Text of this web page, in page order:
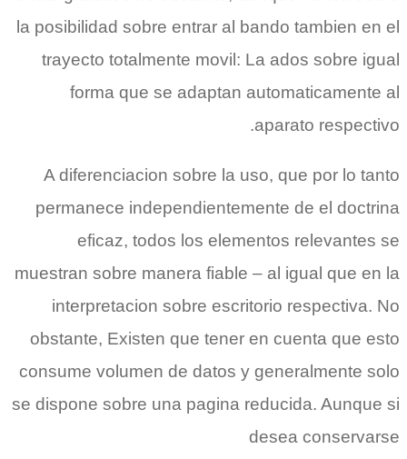
la posibilidad sobre entrar al bando tambien en el
trayecto totalmente movil: La ados sobre igual
forma que se adaptan automaticamente al
aparato respectivo.
A diferenciacion sobre la uso, que por lo tanto
permanece independientemente de el doctrina
eficaz, todos los elementos relevantes se
muestran sobre manera fiable – al igual que en la
interpretacion sobre escritorio respectiva. No
obstante, Existen que tener en cuenta que esto
consume volumen de datos y generalmente solo
se dispone sobre una pagina reducida. Aunque si
desea conservarse